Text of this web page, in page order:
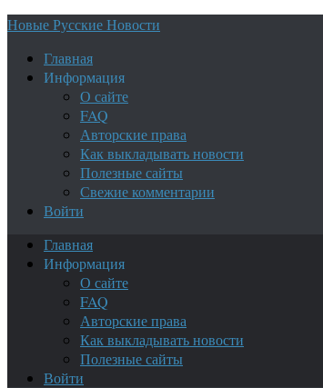
Новые Русские Новости
Главная
Информация
О сайте
FAQ
Авторские права
Как выкладывать новости
Полезные сайты
Свежие комментарии
Войти
Главная
Информация
О сайте
FAQ
Авторские права
Как выкладывать новости
Полезные сайты
Войти